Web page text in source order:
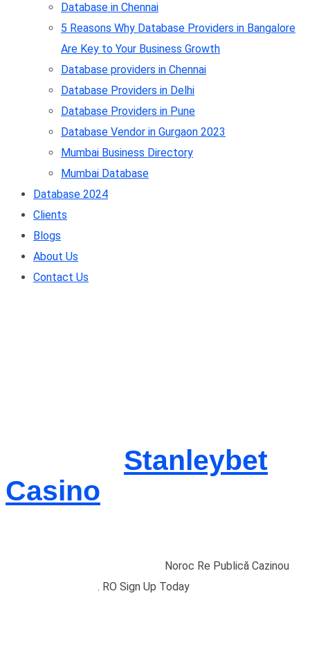
Database in Chennai
5 Reasons Why Database Providers in Bangalore
Are Key to Your Business Growth
Database providers in Chennai
Database Providers in Delhi
Database Providers in Pune
Database Vendor in Gurgaon 2023
Mumbai Business Directory
Mumbai Database
Database 2024
Clients
Blogs
About Us
Contact Us
Stanleybet
Casino
Noroc Re Publică Cazinou
. RO Sign Up Today